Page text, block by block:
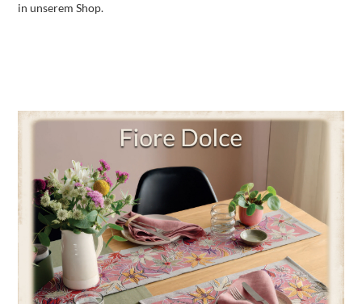
in unserem Shop.